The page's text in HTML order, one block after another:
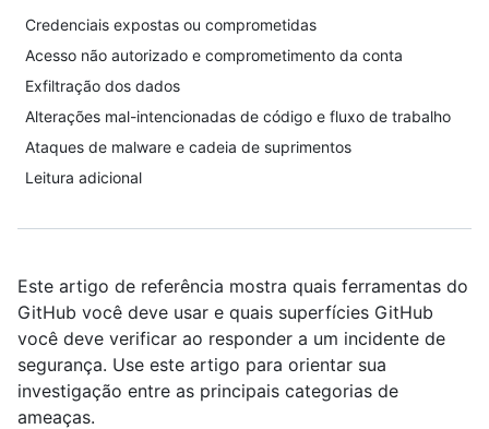
Credenciais expostas ou comprometidas
Acesso não autorizado e comprometimento da conta
Exfiltração dos dados
Alterações mal-intencionadas de código e fluxo de trabalho
Ataques de malware e cadeia de suprimentos
Leitura adicional
Este artigo de referência mostra quais ferramentas do
GitHub você deve usar e quais superfícies GitHub
você deve verificar ao responder a um incidente de
segurança. Use este artigo para orientar sua
investigação entre as principais categorias de
ameaças.